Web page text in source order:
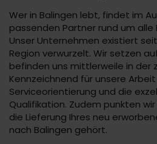
Wer in Balingen lebt, findet im
passenden Partner rund um alle
Unser Unternehmen existiert
Region verwurzelt. Wir setzen
befinden uns mittlerweile in der
Kennzeichnend für unsere
Serviceorientierung und die
Qualifikation. Zudem punkten
die Lieferung Ihres neu
nach Balingen gehört.